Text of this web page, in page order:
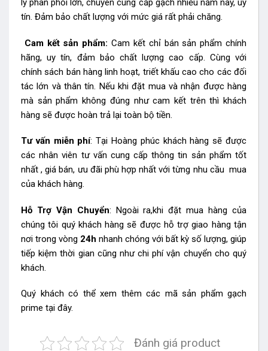
lý phân phối lớn, chuyên cung cấp gạch nhiều năm nay, uy
tín. Đảm bảo chất lượng với mức giá rất phải chăng.
Cam kết sản phẩm: Cam kết chỉ bán sản phẩm chính
hãng, uy tín, đảm bảo chất lượng cao cấp. Cùng với
chính sách bán hàng linh hoạt, triết khấu cao cho các đối
tác lớn và thân tín. Nếu khi đặt mua và nhận được hàng
mà sản phẩm không đúng như cam kết trên thì khách
hàng sẽ được hoàn trả lại toàn bộ tiền.
Tư vấn miễn phí: Tại Hoàng phúc khách hàng sẽ được
các nhân viên tư vấn cung cấp thông tin sản phẩm tốt
nhất , giá bán, ưu đãi phù hợp nhất với từng nhu cầu mua
của khách hàng.
Hỗ Trợ Vận Chuyển: Ngoài ra,khi đặt mua hàng của
chúng tôi quý khách hàng sẽ được hỗ trợ giao hàng tận
nơi trong vòng 24h nhanh chóng với bất kỳ số lượng, giúp
tiếp kiệm thời gian cũng như chi phí vận chuyển cho quý
khách.
Quý khách có thể xem thêm các mã sản phẩm gạch
prime tại đây.
Đánh giá product